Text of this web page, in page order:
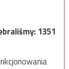
1351